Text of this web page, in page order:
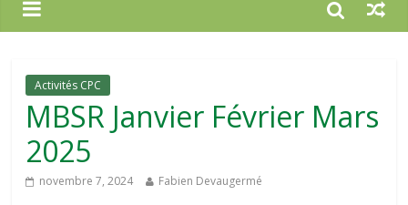
Activités CPC
MBSR Janvier Février Mars
2025
novembre 7, 2024 Fabien Devaugermé